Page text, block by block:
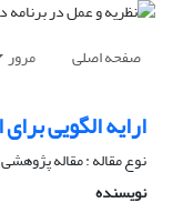
صفحه اصلی مرور
ارایه الگویی
نوع مقاله : مقاله پژوهشی
نویسنده